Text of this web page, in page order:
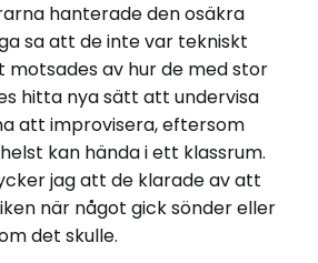
hanterade den osäkra
sa att de inte var tekniskt
motsades av hur de med stor
hitta nya sätt att undervisa
att improvisera, eftersom
kan hända i ett klassrum.
jag att de klarade av att
när något gick sönder eller
det skulle.